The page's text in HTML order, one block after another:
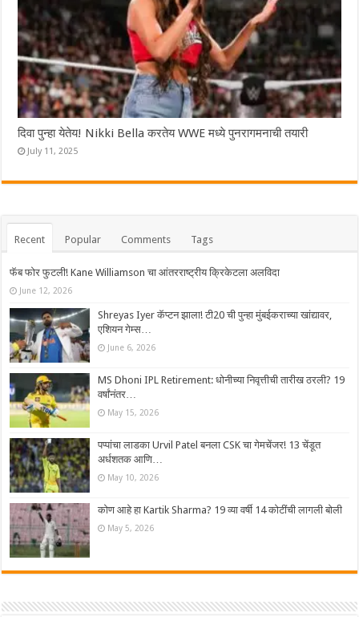
दिवा पुन्हा येतेय! Nikki Bella करतेय WWE मध्ये पुनरागमनाची तयारी
July 11, 2025
Recent Popular Comments Tags
फॅब फोर फुटली! Kane Williamson चा आंतरराष्ट्रीय क्रिकेटला अलविदा
June 12, 2026
Shreyas Iyer कॅप्टन झाला! टी20 ची पुन्हा मुंबईकराच्या खांद्यावर,
एशियन गेम्स…
June 6, 2026
MS Dhoni IPL Retirement: धोनीच्या निवृत्तीची तारीख ठरली? 19
वर्षांनंतर…
May 15, 2026
पप्पांचा लाडका Urvil Patel बनला CSK चा गेमचेंजर! 13 चेंडूत
अर्धशतक आणि…
May 10, 2026
कोण आहे हा Kartik Sharma? 19 व्या वर्षी 14 कोटींची लागली बोली
May 5, 2026